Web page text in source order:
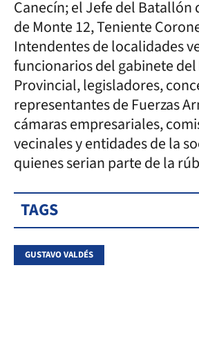
Canecín; el Jefe del Batallón
de Monte 12, Teniente
Intendentes de localidades
funcionarios del gabinete
Provincial, legisladores,
representantes de Fuerzas
cámaras empresariales,
vecinales y entidades de la
quienes serian parte de la
TAGS
GUSTAVO VALDÉS